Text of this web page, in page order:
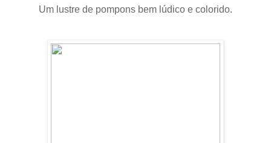
Um lustre de pompons bem lúdico e colorido.